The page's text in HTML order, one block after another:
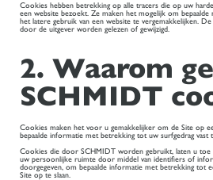
Cookies hebben betrekking op alle tracers die op uw
een website bezoekt. Ze maken het mogelijk om bepaalde
het latere gebruik van een website te vergemakkelijken.
door de uitgever worden gelezen of gewijzigd.
2. Waarom
SCHMIDT
Cookies maken het voor u gemakkelijker om de Site op
bepaalde informatie met betrekking tot uw surfgedrag vast
Cookies die door SCHMIDT worden gebruikt, laten u toe
uw persoonlijke ruimte door middel van identifiers of
doorgegeven, om bepaalde informatie met betrekking tot
Site op te slaan.